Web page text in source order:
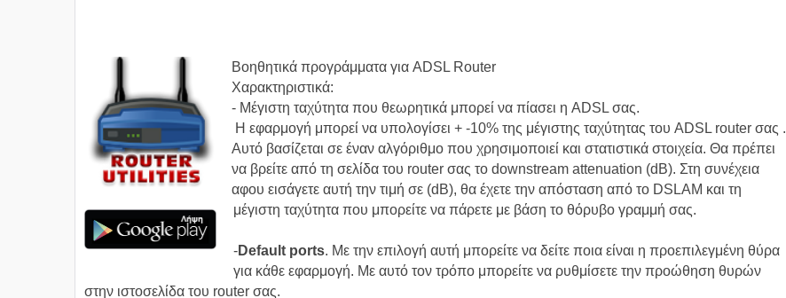
Βοηθητικά προγράμματα για ADSL Router
Xαρακτηριστικά:
- Μέγιστη ταχύτητα που θεωρητικά μπορεί να πίασει η ADSL σας.
Η εφαρμογή μπορεί να υπολογίσει + -10% της μέγιστης ταχύτητας του ADSL router σας .
Αυτό βασίζεται σε έναν αλγόριθμο που χρησιμοποιεί και στατιστικά στοιχεία. Θα πρέπει
να βρείτε από τη σελίδα του router σας το downstream attenuation (dB). Στη συνέχεια
αφου εισάγετε αυτή την τιμή σε (dB), θα έχετε την απόσταση από το DSLAM και τη
μέγιστη ταχύτητα που μπορείτε να πάρετε με βάση το θόρυβο γραμμή σας.
-Default ports. Με την επιλογή αυτή μπορείτε να δείτε ποια είναι η προεπιλεγμένη θύρα
για κάθε εφαρμογή. Με αυτό τον τρόπο μπορείτε να ρυθμίσετε την προώθηση θυρών
στην ιστοσελίδα του router σας.